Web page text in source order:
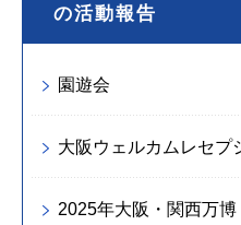
の活動報告
園遊会
大阪ウェルカムレセプ
2025年大阪・関西万